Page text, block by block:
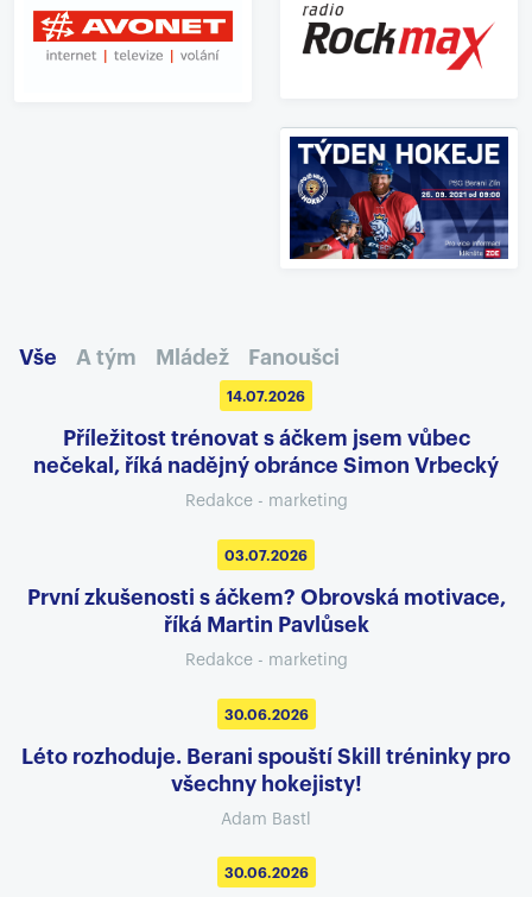
Vše A tým Mládež Fanoušci
14.07.2026
Příležitost trénovat s áčkem jsem vůbec
nečekal, říká nadějný obránce Simon Vrbecký
Redakce - marketing
03.07.2026
První zkušenosti s áčkem? Obrovská motivace,
říká Martin Pavlůsek
Redakce - marketing
30.06.2026
Léto rozhoduje. Berani spouští Skill tréninky pro
všechny hokejisty!
Adam Bastl
30.06.2026